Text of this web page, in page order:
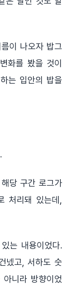
이 나오자 밥그
화를 봤을 것이
는 입안의 밥을
당 구간 로그가
처리돼 있는데,
는 내용이었다.
넸고, 서하도 숫
니라 방향이었